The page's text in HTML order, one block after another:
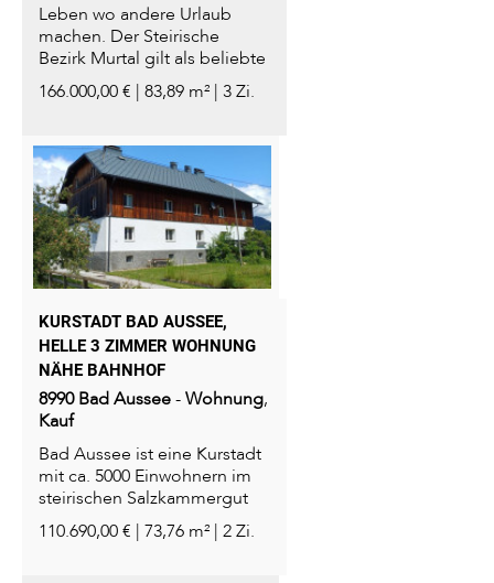
Leben wo andere Urlaub
machen. Der Steirische
Bezirk Murtal gilt als beliebte
Urlaubsregion im...
166.000,00 € | 83,89 m² | 3 Zi.
KURSTADT BAD AUSSEE,
HELLE 3 ZIMMER WOHNUNG
NÄHE BAHNHOF
8990 Bad Aussee-Wohnung,
Kauf
Bad Aussee ist eine Kurstadt
mit ca. 5000 Einwohnern im
steirischen Salzkammergut
im...
110.690,00 € | 73,76 m² | 2 Zi.